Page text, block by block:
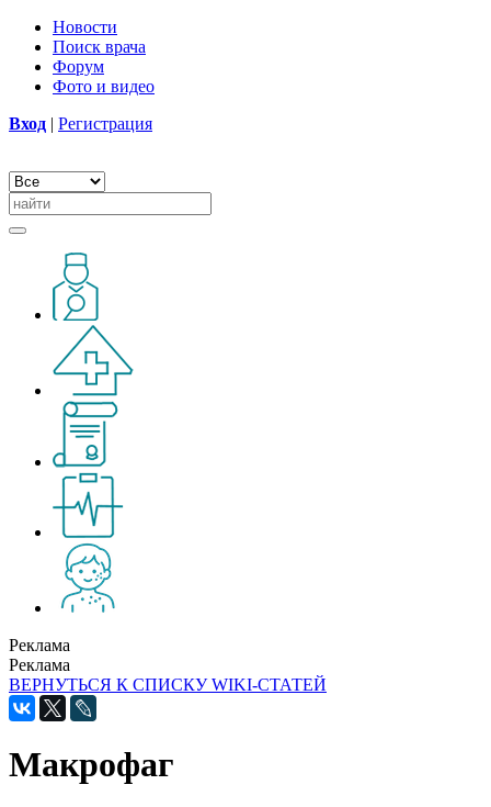
Новости
Поиск врача
Форум
Фото и видео
Вход | Регистрация
Реклама
Реклама
ВЕРНУТЬСЯ К СПИСКУ WIKI-СТАТЕЙ
Макрофаг